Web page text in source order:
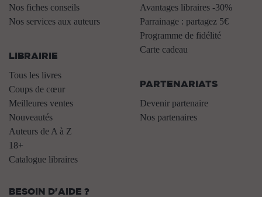
Nos fiches conseils
Nos services aux auteurs
LIBRAIRIE
Tous les livres
Coups de cœur
Meilleures ventes
Nouveautés
Auteurs de A à Z
18+
Catalogue libraires
Avantages libraires -30%
Parrainage : partagez 5€
Programme de fidélité
Carte cadeau
PARTENARIATS
Devenir partenaire
Nos partenaires
BESOIN D'AIDE ?